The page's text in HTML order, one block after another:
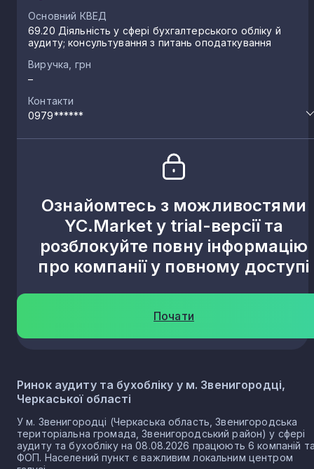
Основний КВЕД
69.20 Діяльність у сфері бухгалтерського обліку й
аудиту; консультування з питань оподаткування
Виручка, грн
–
Контакти
0979******
Ознайомтесь з можливостями
YC.Market у trial-версії та
розблокуйте повну інформацію
про компанії у повному доступі
Почати
Ринок аудиту та бухобліку у м. Звенигородці,
Черкаської області
У м. Звенигородці (Черкаська область, Звенигородська
територіальна громада, Звенигородський район) у сфері
аудиту та бухобліку на 08.08.2026 працюють 6 компаній
ФОП. Населений пункт є важливим локальним центром